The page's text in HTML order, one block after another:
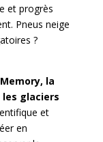
et progrès
Pneus neige
?
la
glaciers
et
en